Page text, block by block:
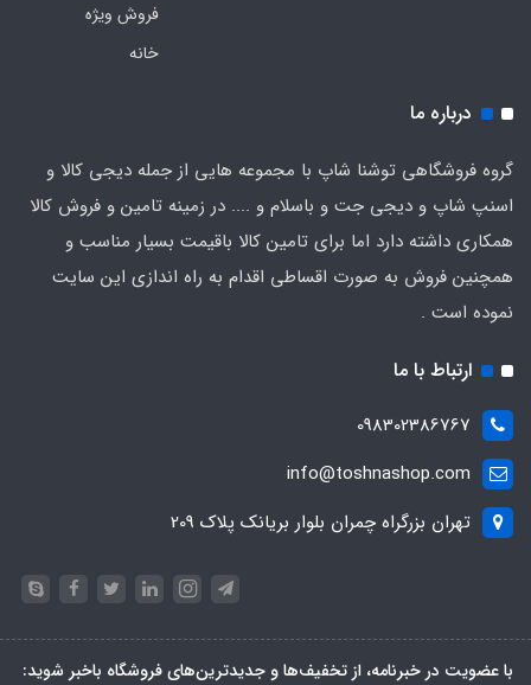
فروش ویژه
خانه
درباره ما
گروه فروشگاهی توشنا شاپ با مجموعه هایی از جمله دیجی کالا و
اسنپ شاپ و دیجی جت و باسلام و .... در زمینه تامین و فروش کالا
همکاری داشته دارد اما برای تامین کالا باقیمت بسیار مناسب و
همچنین فروش به صورت اقساطی اقدام به راه اندازی این سایت
نموده است .
ارتباط با ما
098302386767
info@toshnashop.com
تهران بزرگراه چمران بلوار بریانک پلاک 209
با عضویت در خبرنامه، از تخفیف‌ها و جدیدترین‌های فروشگاه باخبر شوید: